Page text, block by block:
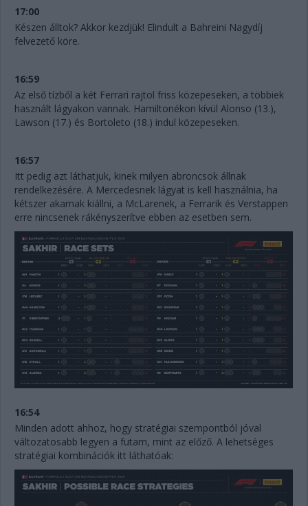
17:00
Készen álltok? Akkor kezdjük! Elindult a Bahreini Nagydíj
felvezető köre.
16:59
Az első tízből a két Ferrari rajtol friss közepeseken, a többiek
használt lágyakon vannak. Hamiltonékon kívül Alonso (13.),
Lawson (17.) és Bortoleto (18.) indul közepeseken.
16:57
Itt pedig azt láthatjuk, kinek milyen abroncsok állnak
rendelkezésére. A Mercedesnek lágyat is kell használnia, ha
kétszer akarnak kiállni, a McLarenek, a Ferrarik és Verstappen
erre nincsenek rákényszerítve ebben az esetben sem.
16:54
Minden adott ahhoz, hogy stratégiai szempontból jóval
változatosabb legyen a futam, mint az előző. A lehetséges
stratégiai kombinációk itt láthatóak: